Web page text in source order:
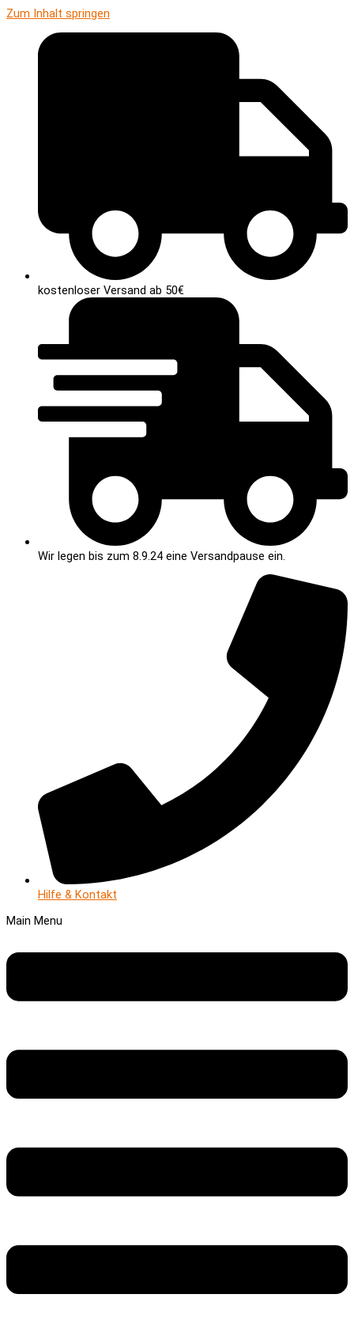
Zum Inhalt springen
kostenloser Versand ab 50€
Wir legen bis zum 8.9.24 eine Versandpause ein.
Hilfe & Kontakt
Main Menu